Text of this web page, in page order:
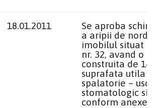
18.01.2011
Se aproba
a aripii de nord
imobilul situat in
nr. 32, avand o
construita de
suprafata utila
spalatorie –
stomatologic si
conform anexei